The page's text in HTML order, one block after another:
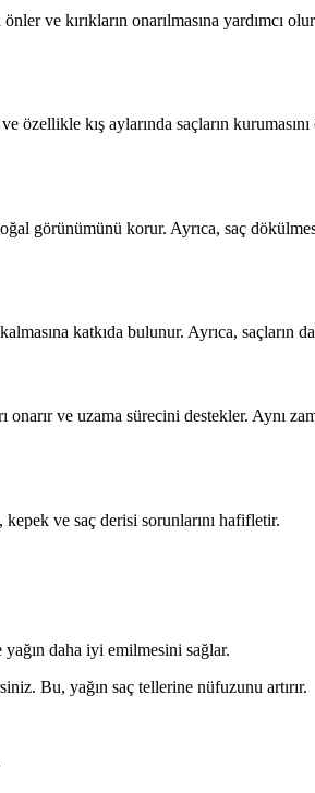
ve kırıkların onarılmasına yardımcı
özellikle kış aylarında saçların
görünümünü korur. Ayrıca, saç
katkıda bulunur. Ayrıca, saçların
ve uzama sürecini destekler. Aynı
ve saç derisi sorunlarını hafifletir.
yağın daha iyi emilmesini sağlar.
Bu, yağın saç tellerine nüfuzunu artırır.